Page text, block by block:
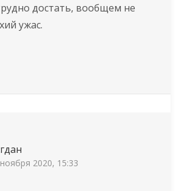
достать, вообщем не
ужас.
2020, 15:33